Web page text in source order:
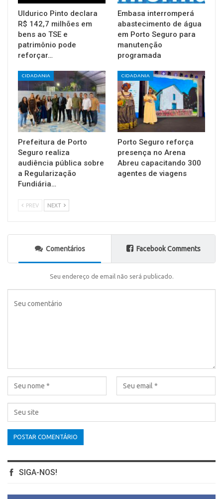
Uldurico Pinto declara
R$ 142,7 milhões em
bens ao TSE e
patrimônio pode
reforçar…
Embasa interromperá
abastecimento de água
em Porto Seguro para
manutenção
programada
CIDADANIA
Prefeitura de Porto
Seguro realiza
audiência pública sobre
a Regularização
Fundiária…
CIDADANIA
Porto Seguro reforça
presença no Arena
Abreu capacitando 300
agentes de viagens
PREV NEXT
Comentários Facebook Comments
Seu endereço de email não será publicado.
SIGA-NOS!